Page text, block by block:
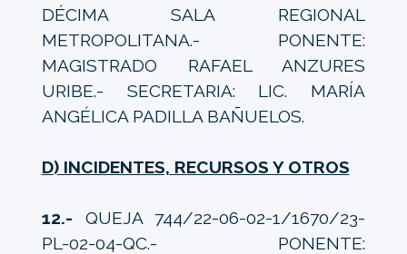
DÉCIMA SALA REGIONAL
METROPOLITANA.- PONENTE:
MAGISTRADO RAFAEL ANZURES
URIBE.- SECRETARIA: LIC. MARÍA
ANGÉLICA PADILLA BAÑUELOS.
D) INCIDENTES, RECURSOS Y OTROS
12.- QUEJA 744/22-06-02-1/1670/23-
PL-02-04-QC.- PONENTE: